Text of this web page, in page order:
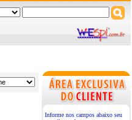
Informe nos campos abaixo seu